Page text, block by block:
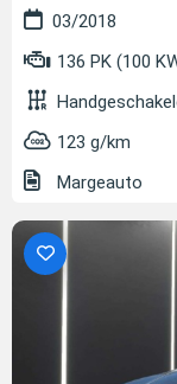
03/2018
136 PK (100
123 g/km
Margeauto